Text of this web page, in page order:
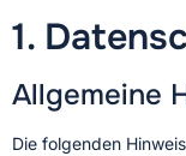
1.
Allgemeine
Die folgenden